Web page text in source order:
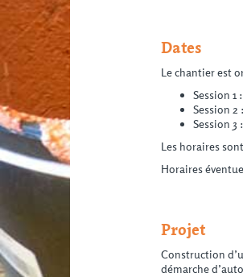
Dates
Le chantier est
Session 1
Session 2
Session 3
Les horaires
Horaires
Projet
Construction
démarche